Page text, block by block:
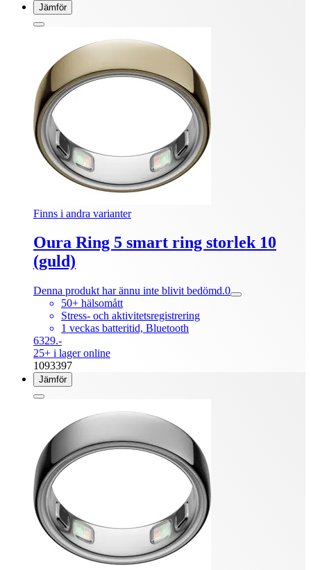
Jämför
Finns i andra varianter
Oura Ring 5 smart ring storlek 10
(guld)
Denna produkt har ännu inte blivit bedömd.0
50+ hälsomått
Stress- och aktivitetsregistrering
1 veckas batteritid, Bluetooth
6329.-
25+ i lager online
1093397
Jämför